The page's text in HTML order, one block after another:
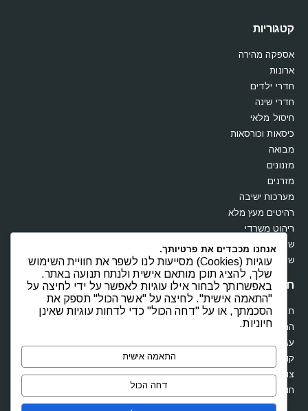
קטגוריות
אספקה מהירה
ארונות
חדרי ילדים
חדרי שינה
חיסול מלאי
כיסאות וכורסאות
מבואה
מזנונים
מזרנים
מערכות ישיבה
רהיטים מעץ מלא
ריהוט משרדי
שולחנות
שידות וקומודות
חנות
תקנון
החשבון שלי
עגלת קניות
קופה
צור קשר
חוות דעת
אנחנו מכבדים את פרטיותך.
עוגיות (Cookies) מסייעות לנו לשפר את חוויית השימוש
שלך, להציג תוכן מותאם אישית ולנתח תנועה באתר.
באפשרותך לבחור אילו עוגיות לאפשר על ידי לחיצה על
"התאמה אישית". לחיצה על "אשר הכול" תספק את
הסכמתך, או על "דחה הכול" כדי לדחות עוגיות שאינן
חיוניות.
התאמה אישית
דחה הכול